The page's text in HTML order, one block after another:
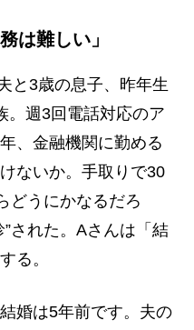
は難しい」
と3歳の息子、昨年生
。週3回電話対応のア
、金融機関に勤める
ないか。手取りで30
どうにかなるだろ
された。Aさんは「結
る。
婚は5年前です。夫の